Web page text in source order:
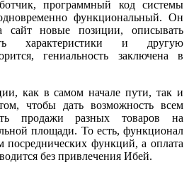
программный код системы
функциональный. Он
сайт новые позиции, описывать
характеристики и другую
гениальность заключена в
как в самом начале пути, так и
чтобы дать возможность всем
продажи разных товаров на
площади. То есть, функционал
посреднических функций, а оплата
без привлечения Ибей.